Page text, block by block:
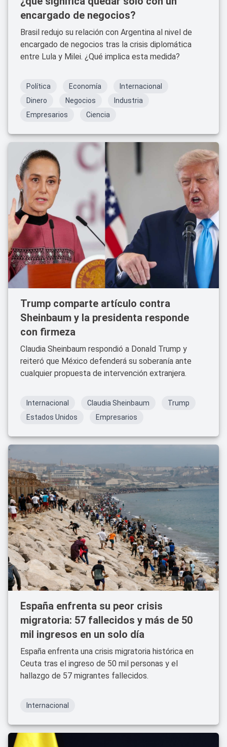
encargado de negocios?
Brasil redujo su relación con Argentina al nivel de
encargado de negocios tras la crisis diplomática
entre Lula y Milei. ¿Qué implica esta medida?
Política Economía
Internacional
Dinero
Negocios
Industria
Empresarios
Ciencia
Trump comparte artículo contra
Sheinbaum y la presidenta responde
con firmeza
Claudia Sheinbaum respondió a Donald Trump y
reiteró que México defenderá su soberanía ante
cualquier propuesta de intervención extranjera.
Internacional Claudia Sheinbaum
Trump
Estados Unidos
Empresarios
España enfrenta su peor crisis
migratoria: 57 fallecidos y más de 50
mil ingresos en un solo día
España enfrenta una crisis migratoria histórica en
Ceuta tras el ingreso de 50 mil personas y el
hallazgo de 57 migrantes fallecidos.
Internacional